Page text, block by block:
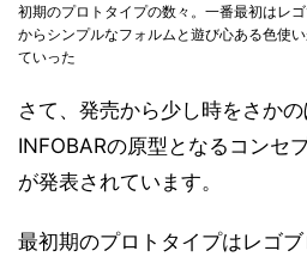
初期のプロトタイプの数々。一番最初はレ
からシンプルなフォルムと遊び心ある色使
ていった
さて、発売から少し時をさか
INFOBARの原型となるコンセ
が発表されています。
最初期のプロトタイプはレゴ